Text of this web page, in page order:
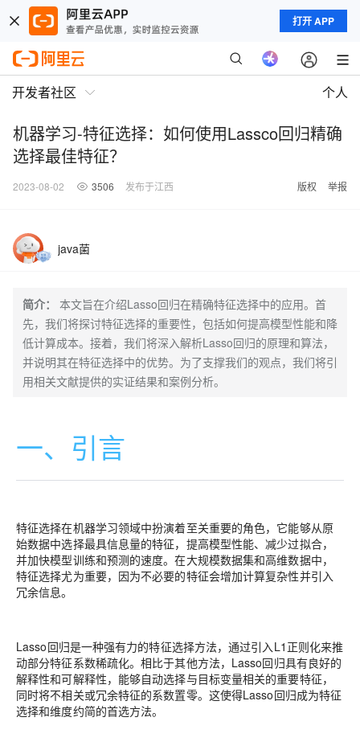
打开 APP
开发者社区 个人
机器学习-特征选择：如何使用Lassco回归精确
选择最佳特征？
2023-08-02 3506 发布于江西 版权 举报
java菌
简介：
本文旨在介绍Lasso回归在精确特征选择中的应用。首
先，我们将探讨特征选择的重要性，包括如何提高模型性能和降
低计算成本。接着，我们将深入解析Lasso回归的原理和算法，
并说明其在特征选择中的优势。为了支撑我们的观点，我们将引
用相关文献提供的实证结果和案例分析。
一、引言
特征选择在机器学习领域中扮演着至关重要的角色，它能够从原
始数据中选择最具信息量的特征，提高模型性能、减少过拟合，
并加快模型训练和预测的速度。在大规模数据集和高维数据中，
特征选择尤为重要，因为不必要的特征会增加计算复杂性并引入
冗余信息。
Lasso回归是一种强有力的特征选择方法，通过引入L1正则化来推
动部分特征系数稀疏化。相比于其他方法，Lasso回归具有良好的
解释性和可解释性，能够自动选择与目标变量相关的重要特征，
同时将不相关或冗余特征的系数置零。这使得Lasso回归成为特征
选择和维度约简的首选方法。